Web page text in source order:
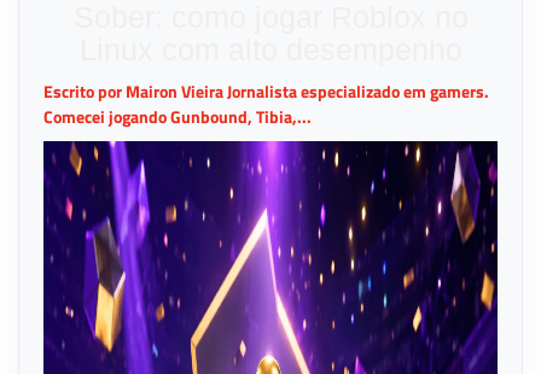
Escrito por Mairon Vieira Jornalista especializado em gamers.
Comecei jogando Gunbound, Tibia,...